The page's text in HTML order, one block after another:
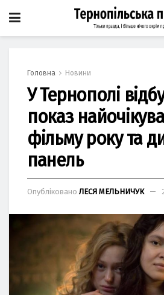
Головна Новини
У Тернополі
показ
фільму року та
панель
Опубліковано ЛЕСЯ МЕЛЬНИЧУК